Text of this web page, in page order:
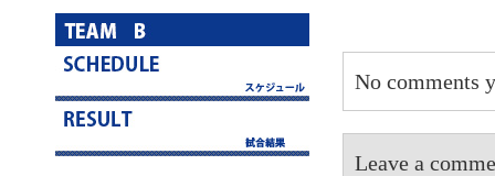
No comments
Leave a